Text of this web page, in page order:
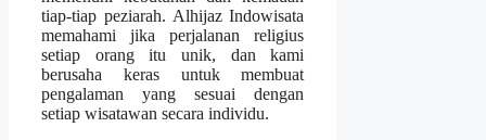
tiap-tiap peziarah. Alhijaz Indowisata
memahami jika perjalanan religius
setiap orang itu unik, dan kami
berusaha keras untuk membuat
pengalaman yang sesuai dengan
setiap wisatawan secara individu.